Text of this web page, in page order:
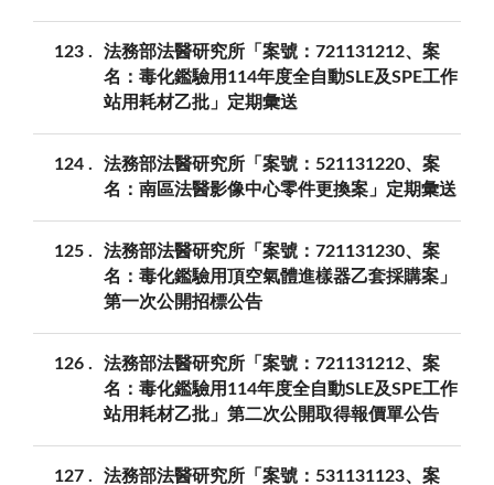
123
法務部法醫研究所「案號：721131212、案
名：毒化鑑驗用114年度全自動SLE及SPE工作
站用耗材乙批」定期彙送
124
法務部法醫研究所「案號：521131220、案
名：南區法醫影像中心零件更換案」定期彙送
125
法務部法醫研究所「案號：721131230、案
名：毒化鑑驗用頂空氣體進樣器乙套採購案」
第一次公開招標公告
126
法務部法醫研究所「案號：721131212、案
名：毒化鑑驗用114年度全自動SLE及SPE工作
站用耗材乙批」第二次公開取得報價單公告
127
法務部法醫研究所「案號：531131123、案